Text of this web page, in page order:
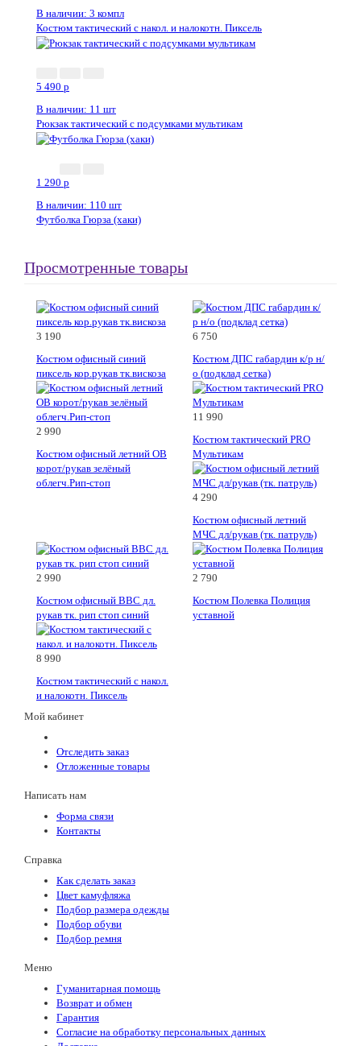
В наличии: 3 компл
Костюм тактический с накол. и налокотн. Пиксель
5 490 p
В наличии: 11 шт
Рюкзак тактический с подсумками мультикам
1 290 p
В наличии: 110 шт
Футболка Гюрза (хаки)
Просмотренные товары
3 190
Костюм офисный синий
пиксель кор.рукав тк.вискоза
6 750
Костюм ДПС габардин к/р н/
о (подклад сетка)
2 990
Костюм офисный летний ОВ
корот/рукав зелёный
облегч.Рип-стоп
11 990
Костюм тактический PRO
Мультикам
4 290
Костюм офисный летний
МЧС дл/рукав (тк. патруль)
2 990
Костюм офисный ВВС дл.
рукав тк. рип стоп синий
2 790
Костюм Полевка Полиция
уставной
8 990
Костюм тактический с накол.
и налокотн. Пиксель
Мой кабинет
Отследить заказ
Отложенные товары
Написать нам
Форма связи
Контакты
Справка
Как сделать заказ
Цвет камуфляжа
Подбор размера одежды
Подбор обуви
Подбор ремня
Меню
Гуманитарная помощь
Возврат и обмен
Гарантия
Согласие на обработку персональных данных